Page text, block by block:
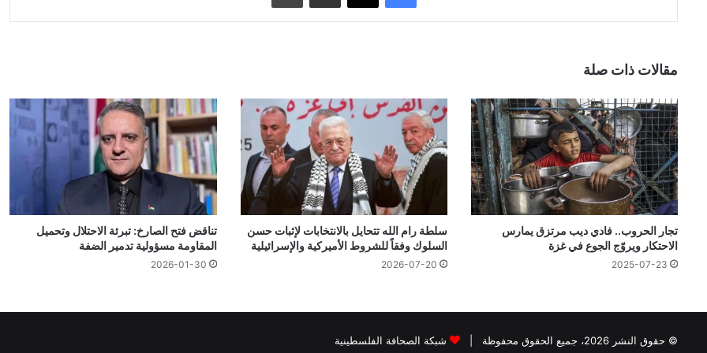
مقالات ذات صلة
تجار الحروب.. فادي ديب مرتزق يمارس
الاحتكار ويروّج الجوع في غزة
2025-07-23
سلطة رام الله تتحايل بالانتخابات لإثبات حسن
السلوك وفقاً للشروط الأميركية والإسرائيلية
2026-07-20
تناقض فتح الصارخ: تبرئة الاحتلال وتحميل
المقاومة مسؤولية تدمير الضفة
2026-01-30
© حقوق النشر 2026، جميع الحقوق محفوظة | شبكة الصحافة الفلسطينية